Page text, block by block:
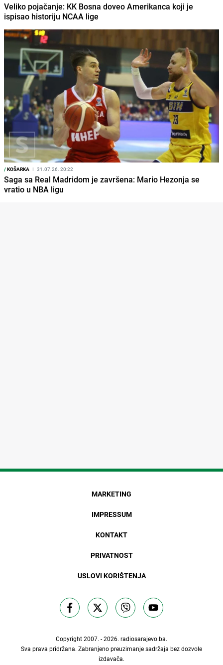
Veliko pojačanje: KK Bosna doveo Amerikanca koji je
ispisao historiju NCAA lige
/KOŠARKA I 31.07.26. 20:22
Saga sa Real Madridom je završena: Mario Hezonja se
vratio u NBA ligu
MARKETING
IMPRESSUM
KONTAKT
PRIVATNOST
USLOVI KORIŠTENJA
Copyright 2007. - 2026. radiosarajevo.ba.
Sva prava pridržana. Zabranjeno preuzimanje sadržaja bez dozvole
izdavača.